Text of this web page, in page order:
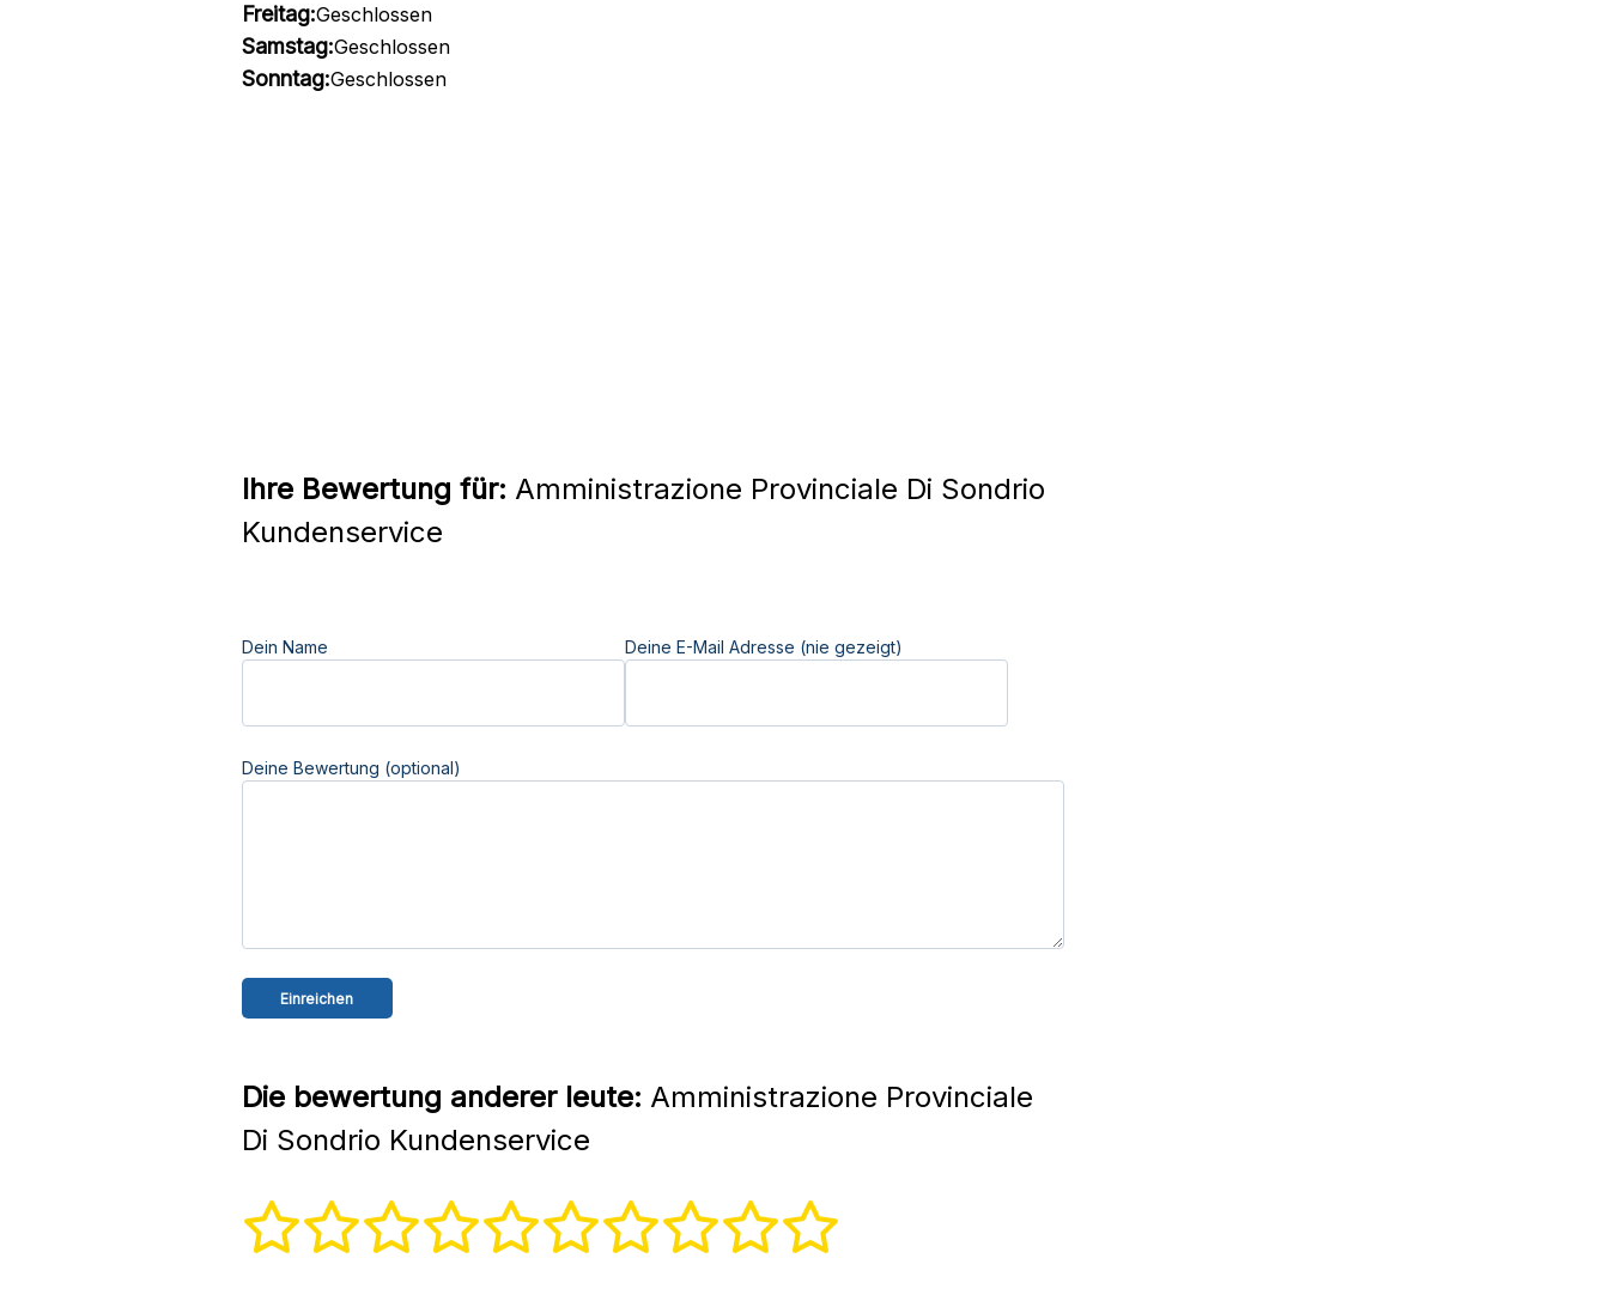
Freitag:Geschlossen
Samstag:Geschlossen
Sonntag:Geschlossen
Ihre Bewertung für: Amministrazione Provinciale Di Sondrio
Kundenservice
Dein Name Deine E-Mail Adresse (nie gezeigt)
Deine Bewertung (optional)
Die bewertung anderer leute: Amministrazione Provinciale
Di Sondrio Kundenservice